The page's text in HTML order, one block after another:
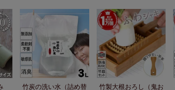
竹炭の洗い水（詰め替
竹製大根おろし（鬼お